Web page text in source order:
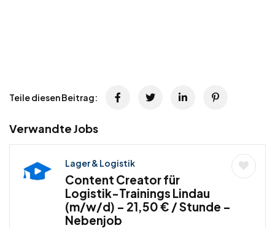
Teile diesen Beitrag:
Verwandte Jobs
Lager & Logistik
Content Creator für
Logistik-Trainings Lindau
(m/w/d) – 21,50 € / Stunde –
Nebenjob